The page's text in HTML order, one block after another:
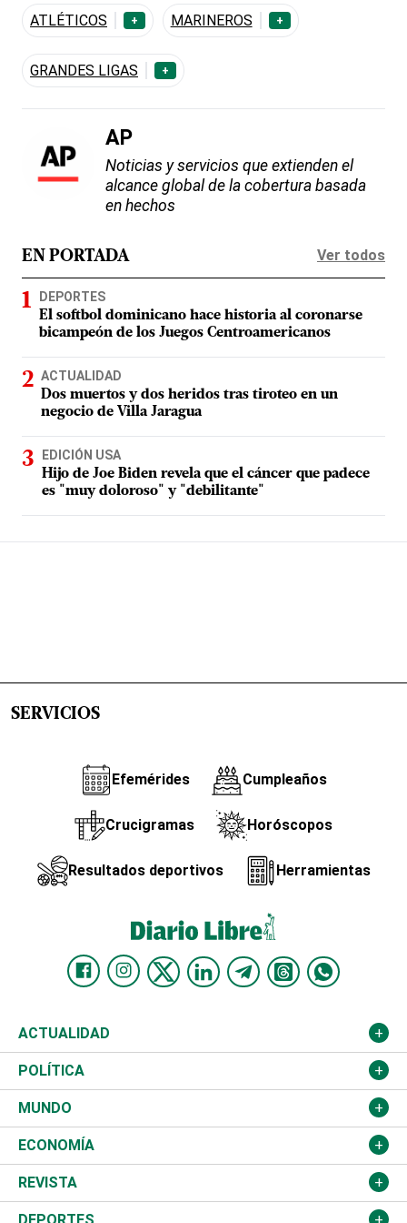
ATLÉTICOS
+ MARINEROS +
GRANDES LIGAS +
AP
Noticias y servicios que extienden el
alcance global de la cobertura basada
en hechos
EN PORTADA Ver todos
DEPORTES
El softbol dominicano hace historia al coronarse
bicampeón de los Juegos Centroamericanos
ACTUALIDAD
Dos muertos y dos heridos tras tiroteo en un
negocio de Villa Jaragua
EDICIÓN USA
Hijo de Joe Biden revela que el cáncer que padece
es "muy doloroso" y "debilitante"
SERVICIOS
Efemérides Cumpleaños
Crucigramas Horóscopos
Resultados deportivos Herramientas
ACTUALIDAD
Nacional
Ciudad
Educación
Salud
Justicia
POLÍTICA
Partidos
JCE
TSE
Congreso Nacional
MUNDO
Estados Unidos
América Latina
Haití
ECONOMÍA
Finanzas
Turismo
REVISTA